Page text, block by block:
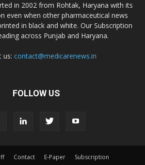
in 2002 from Rohtak, Haryana with its
even when other pharmaceutical news
in black and white. Our Subscription
across Punjab and Haryana.
us: contact@medicarenews.in
FOLLOW US
Contact E-Paper Subscription